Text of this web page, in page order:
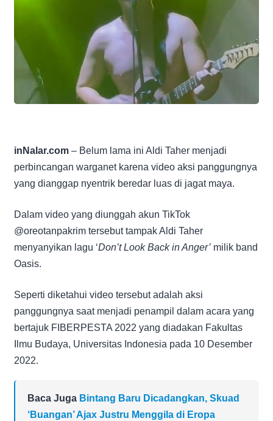
inNalar.com – Belum lama ini Aldi Taher menjadi
perbincangan warganet karena video aksi panggungnya
yang dianggap nyentrik beredar luas di jagat maya.
Dalam video yang diunggah akun TikTok
@oreotanpakrim tersebut tampak Aldi Taher
menyanyikan lagu ‘Don’t Look Back in Anger’ milik band
Oasis.
Seperti diketahui video tersebut adalah aksi
panggungnya saat menjadi penampil dalam acara yang
bertajuk FIBERPESTA 2022 yang diadakan Fakultas
Ilmu Budaya, Universitas Indonesia pada 10 Desember
2022.
Baca Juga Bintang Baru Dicadangkan, Skuad
‘Buangan’ Ajax Justru Menggila di Eropa